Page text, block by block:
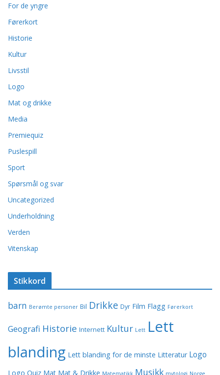
For de yngre
Førerkort
Historie
Kultur
Livsstil
Logo
Mat og drikke
Media
Premiequiz
Puslespill
Sport
Spørsmål og svar
Uncategorized
Underholdning
Verden
Vitenskap
Stikkord
barn Berømte personer Bil Drikke Dyr Film Flagg Førerkort
Geografi Historie Internett Kultur Lett Lett
blanding Lett blanding for de minste Litteratur Logo
Logo Quiz Mat Mat & Drikke Matematikk Musikk mytologi Norge